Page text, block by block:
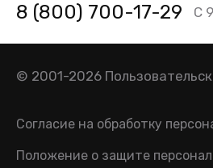
8 (800) 700-17-29
С
© 2001-2026
Согласие на обработку
Положение о защите